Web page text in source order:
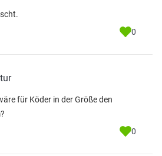
0
für Köder in der Größe den
0